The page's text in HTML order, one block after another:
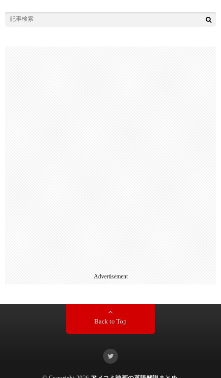
Advertisement
Back to Top